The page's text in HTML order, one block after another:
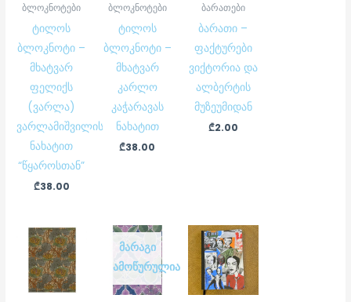
ბლოკნოტები
ტილოს
ბლოკნოტი –
მხატვარ
ფელიქს
(ვარლა)
ვარლამიშვილის
ნახატით
“წყაროსთან”
₾38.00
ბლოკნოტები
ტილოს
ბლოკნოტი –
მხატვარ
კარლო
კაჭარავას
ნახატით
₾38.00
ბარათები
ბარათი –
ფაქტურები
ვიქტორია და
ალბერტის
მუზეუმიდან
₾2.00
ᲛᲐᲠᲐᲒᲘ
ᲐᲛᲝᲬᲣᲠᲣᲚᲘᲐ